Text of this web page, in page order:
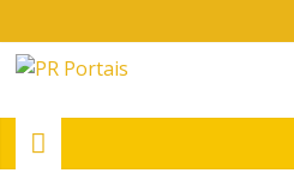
para
PR